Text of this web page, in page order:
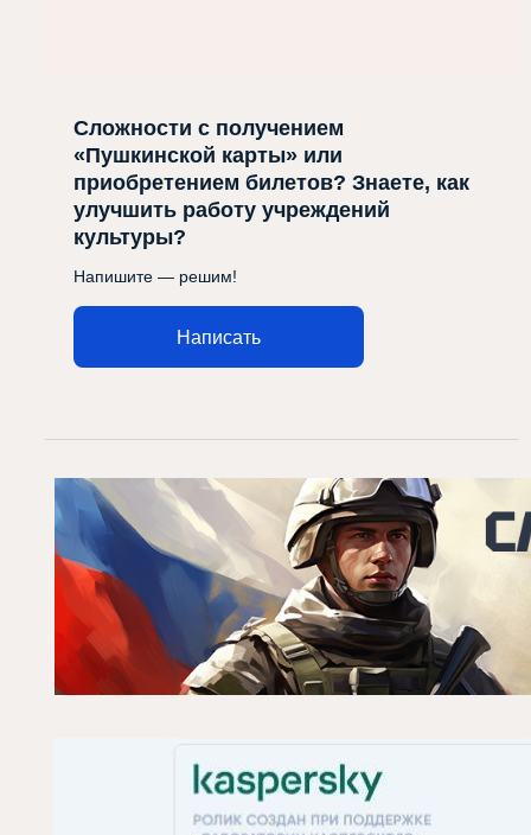
Сложности с получением
«Пушкинской карты» или
приобретением билетов? Знаете, как
улучшить работу учреждений
культуры?
Напишите — решим!
Написать